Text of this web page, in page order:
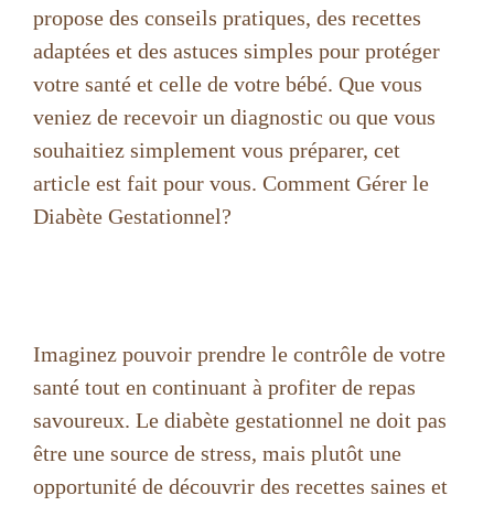
propose des conseils pratiques, des recettes
adaptées et des astuces simples pour protéger
votre santé et celle de votre bébé. Que vous
veniez de recevoir un diagnostic ou que vous
souhaitiez simplement vous préparer, cet
article est fait pour vous. Comment Gérer le
Diabète Gestationnel?
Imaginez pouvoir prendre le contrôle de votre
santé tout en continuant à profiter de repas
savoureux. Le diabète gestationnel ne doit pas
être une source de stress, mais plutôt une
opportunité de découvrir des recettes saines et